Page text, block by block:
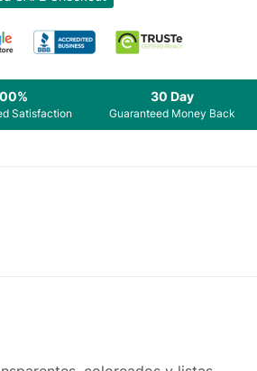
Satisfaction
30 Day
Guaranteed Money Back